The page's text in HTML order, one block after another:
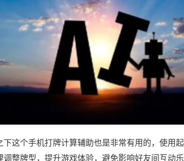
下这个手机打牌计算辅助也是非常有用的，使用
整牌型，提升游戏体验，避免影响好友间互动乐